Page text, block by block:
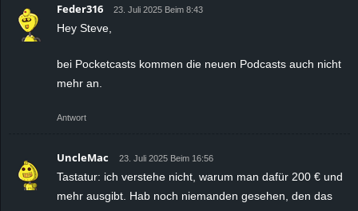
Feder316 23. Juli 2025 Beim 8:43
Hey Steve,
bei Pocketcasts kommen die neuen Podcasts auch nicht
mehr an.
Antwort
UncleMac 23. Juli 2025 Beim 16:56
Tastatur: ich verstehe nicht, warum man dafür 200 € und
mehr ausgibt. Hab noch niemanden gesehen, den das